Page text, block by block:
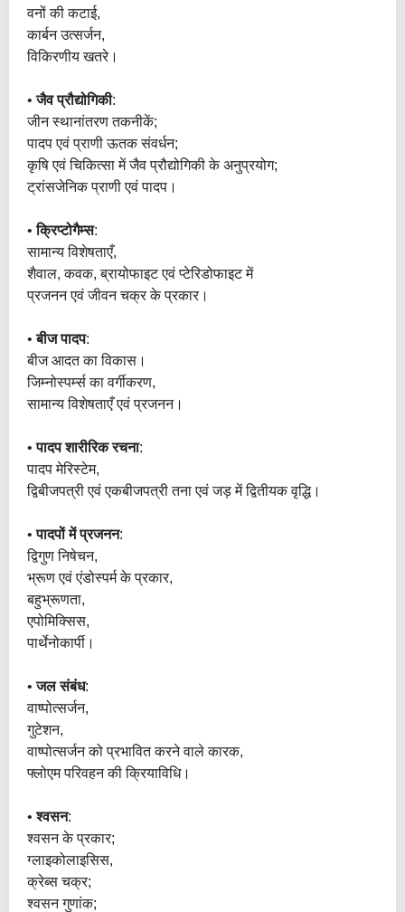
वनों की कटाई,
कार्बन उत्सर्जन,
विकिरणीय खतरे।
•जैव प्रौद्योगिकी:
जीन स्थानांतरण तकनीकें;
पादप एवं प्राणी ऊतक संवर्धन;
कृषि एवं चिकित्सा में जैव प्रौद्योगिकी के अनुप्रयोग;
ट्रांसजेनिक प्राणी एवं पादप।
•क्रिप्टोगैम्स:
सामान्य विशेषताएँ,
शैवाल, कवक, ब्रायोफाइट एवं प्टेरिडोफाइट में
प्रजनन एवं जीवन चक्र के प्रकार।
•बीज पादप:
बीज आदत का विकास।
जिम्नोस्पर्म्स का वर्गीकरण,
सामान्य विशेषताएँ एवं प्रजनन।
•पादप शारीरिक रचना:
पादप मेरिस्टेम,
द्विबीजपत्री एवं एकबीजपत्री तना एवं जड़ में द्वितीयक वृद्धि।
•पादपों में प्रजनन:
द्विगुण निषेचन,
भ्रूण एवं एंडोस्पर्म के प्रकार,
बहुभ्रूणता,
एपोमिक्सिस,
पार्थेनोकार्पी।
•जल संबंध:
वाष्पोत्सर्जन,
गुटेशन,
वाष्पोत्सर्जन को प्रभावित करने वाले कारक,
फ्लोएम परिवहन की क्रियाविधि।
•श्वसन:
श्वसन के प्रकार;
ग्लाइकोलाइसिस,
क्रेब्स चक्र;
श्वसन गुणांक;